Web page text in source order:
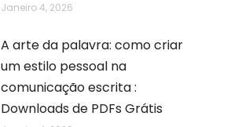
Janeiro 4, 2026
A arte da palavra: como criar
um estilo pessoal na
comunicação escrita :
Downloads de PDFs Grátis